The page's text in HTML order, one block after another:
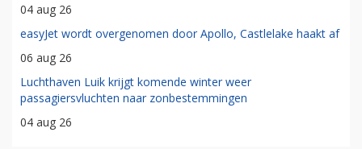
04 aug 26
easyJet wordt overgenomen door Apollo, Castlelake haakt af
06 aug 26
Luchthaven Luik krijgt komende winter weer
passagiersvluchten naar zonbestemmingen
04 aug 26